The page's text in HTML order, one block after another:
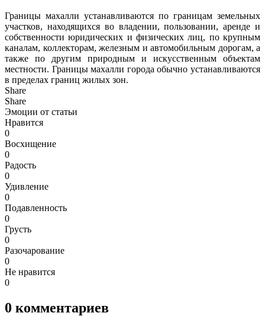
Границы махалли устанавливаются по границам земельных
участков, находящихся во владении, пользовании, аренде и
собственности юридических и физических лиц, по крупным
каналам, коллекторам, железным и автомобильным дорогам, а
также по другим природным и искусственным объектам
местности. Границы махалли города обычно устанавливаются
в пределах границ жилых зон.
Share
Share
Эмоции от статьи
Нравится
0
Восхищение
0
Радость
0
Удивление
0
Подавленность
0
Грусть
0
Разочарование
0
Не нравится
0
0 комментариев